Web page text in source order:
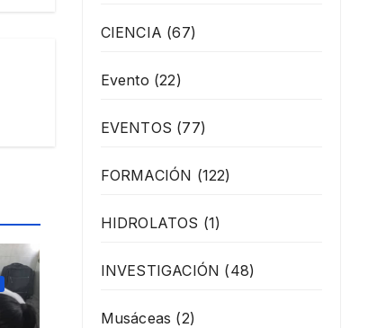
CIENCIA (67)
Evento (22)
EVENTOS (77)
FORMACIÓN (122)
HIDROLATOS (1)
INVESTIGACIÓN (48)
Musáceas (2)